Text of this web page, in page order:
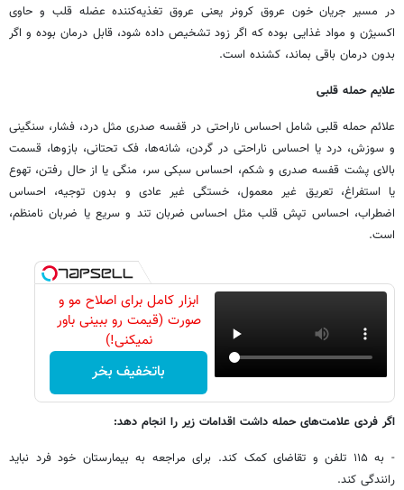
در مسیر جریان خون عروق کرونر یعنی عروق تغذیه‌کننده عضله قلب و حاوی
اکسیژن و مواد غذایی بوده که اگر زود تشخیص داده شود، قابل درمان بوده و اگر
بدون درمان باقی بماند، کشنده است.
علایم حمله قلبی
علائم حمله قلبی شامل احساس ناراحتی در قفسه صدری مثل درد، فشار، سنگینی
و سوزش، درد یا احساس ناراحتی در گردن، شانه‌ها، فک تحتانی، بازوها، قسمت
بالای پشت قفسه صدری و شکم، احساس سبکی سر، منگی یا از حال رفتن، تهوع
یا استفراغ، تعریق غیر معمول، خستگی غیر عادی و بدون توجیه، احساس
اضطراب، احساس تپش قلب مثل احساس ضربان تند و سریع یا ضربان نامنظم،
است.
ابزار کامل برای اصلاح مو و
صورت (قیمت رو ببینی باور
نمیکنی!)
باتخفیف بخر
اگر فردی علامت‌های حمله داشت اقدامات زیر را انجام دهد:
- به ۱۱۵ تلفن و تقاضای کمک کند. برای مراجعه به بیمارستان خود فرد نباید
رانندگی کند.